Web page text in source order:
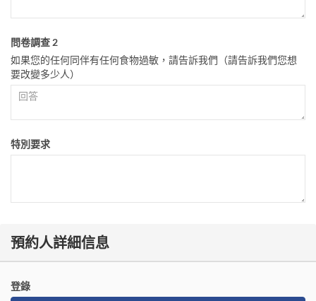
問卷調查 2
如果您的任何同伴有任何食物過敏，請告訴我們（請告訴我們您想
要改變多少人）
特別要求
預約人詳細信息
登錄